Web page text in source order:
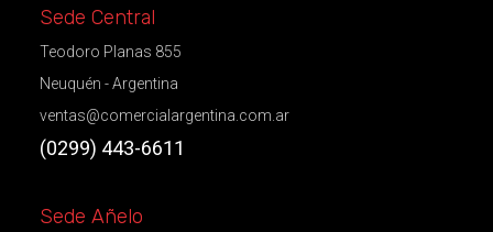
Sede Central
Teodoro Planas 855
Neuquén - Argentina
ventas@comercialargentina.com.ar
(0299) 443-6611
Sede Añelo